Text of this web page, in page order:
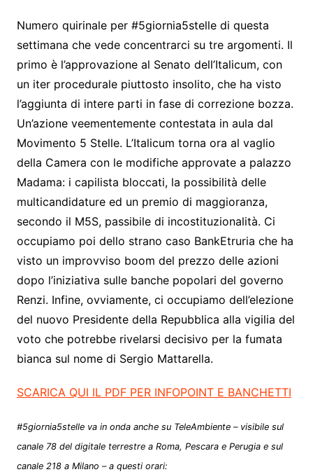
Numero quirinale per #5giornia5stelle di questa
settimana che vede concentrarci su tre argomenti. Il
primo è l’approvazione al Senato dell’Italicum, con
un iter procedurale piuttosto insolito, che ha visto
l’aggiunta di intere parti in fase di correzione bozza.
Un’azione veementemente contestata in aula dal
Movimento 5 Stelle. L’Italicum torna ora al vaglio
della Camera con le modifiche approvate a palazzo
Madama: i capilista bloccati, la possibilità delle
multicandidature ed un premio di maggioranza,
secondo il M5S, passibile di incostituzionalità. Ci
occupiamo poi dello strano caso BankEtruria che ha
visto un improvviso boom del prezzo delle azioni
dopo l’iniziativa sulle banche popolari del governo
Renzi. Infine, ovviamente, ci occupiamo dell’elezione
del nuovo Presidente della Repubblica alla vigilia del
voto che potrebbe rivelarsi decisivo per la fumata
bianca sul nome di Sergio Mattarella.
SCARICA QUI IL PDF PER INFOPOINT E BANCHETTI
#5giornia5stelle va in onda anche su TeleAmbiente – visibile sul
canale 78 del digitale terrestre a Roma, Pescara e Perugia e sul
canale 218 a Milano – a questi orari: